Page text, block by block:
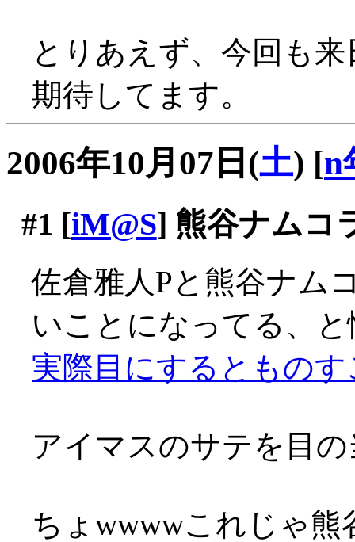
とりあえず、今回も
期待してます。
2006年10月07日(土) [n
#1 [iM@S] 熊谷ナムコ
佐倉雅人Pと熊谷ナム
いことになってる、
実際目にするともの
アイマスのサテを目
ちょwwwwこれじゃ